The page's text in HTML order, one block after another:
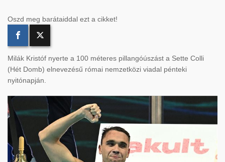
Oszd meg barátaiddal ezt a cikket!
Milák Kristóf nyerte a 100 méteres pillangóúszást a Sette Colli
(Hét Domb) elnevezésű római nemzetközi viadal pénteki
nyitónapján.